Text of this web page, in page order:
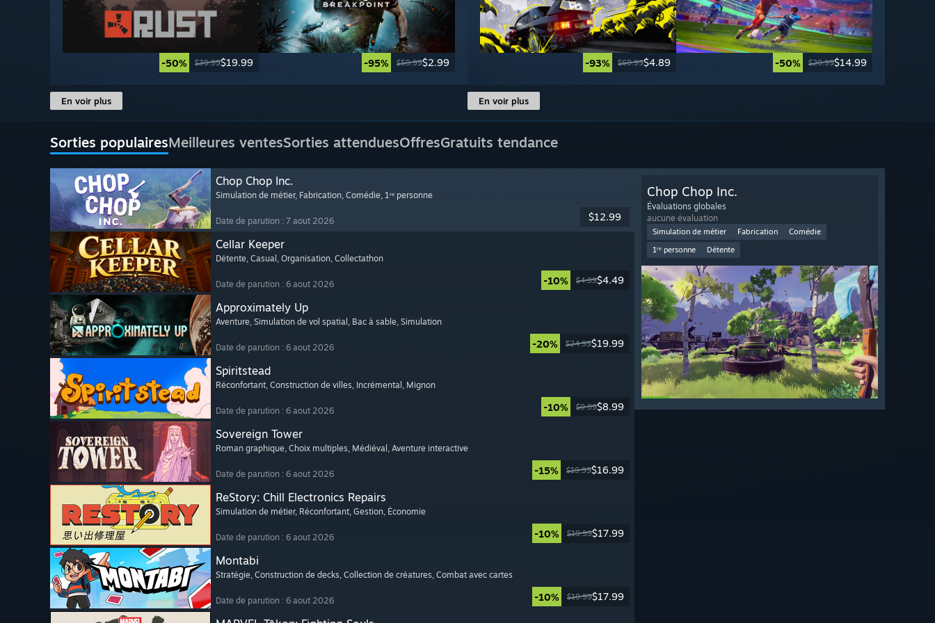
-50% $39.99$19.99 -95% $59.99$2.99
En voir plus
-93% $69.99$4.89 -50% $29.99$14.99
En voir plus
Sorties populairesMeilleures ventesSorties attenduesOffresGratuits tendance
Chop Chop Inc.
Simulation de métier, Fabrication, Comédie, 1ʳᵉ personne
Date de parution : 7 aout 2026 $12.99
Cellar Keeper
Détente, Casual , Organisation, Collectathon
Date de parution : 6 aout 2026 -10% $4.99$4.49
Approximately Up
Aventure, Simulation de vol spatial , Bac à sable, Simulation
Date de parution : 6 aout 2026 -20% $24.99$19.99
Spiritstead
Réconfortant, Construction de villes, Incrémental , Mignon
Date de parution : 6 aout 2026 -10% $9.99$8.99
Sovereign Tower
Roman graphique, Choix multiples, Médiéval , Aventure interactive
Date de parution : 6 aout 2026 -15% $19.99$16.99
ReStory: Chill Electronics Repairs
Simulation de métier, Réconfortant, Gestion, Économie
Date de parution : 6 aout 2026 -10% $19.99$17.99
Montabi
Stratégie, Construction de decks, Collection de créatures, Combat avec cartes
Date de parution : 6 aout 2026 -10% $19.99$17.99
Chop Chop Inc.
Évaluations globales
aucune évaluation
Simulation de métier Fabrication
Comédie
1ʳᵉ personne
Détente